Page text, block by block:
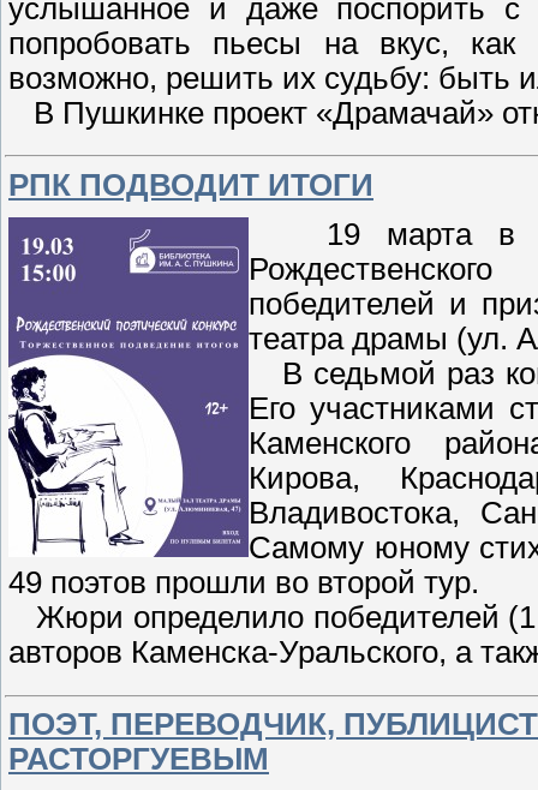
услышанное и даже поспорить с
попробовать пьесы на вкус,
возможно, решить их судьбу: быть
В Пушкинке проект «Драмачай»
РПК ПОДВОДИТ ИТОГИ
19 марта в
победителей и
театра драмы (ул.
В седьмой раз
Его участниками
Каменского
Кирова,
Владивостока,
Самому юному
49 поэтов прошли во второй тур.
Жюри определило победителей
авторов Каменска-Уральского, а
ПОЭТ, ПЕРЕВОДЧИК,
РАСТОРГУЕВЫМ